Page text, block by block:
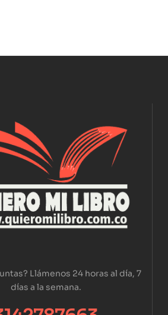
Llámenos 24 horas al día, 7
días a la semana.